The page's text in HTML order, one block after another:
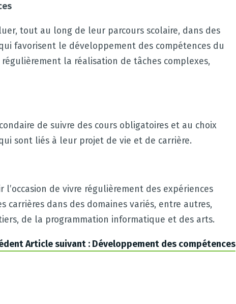
tout au long de leur parcours scolaire, dans des
favorisent le développement des compétences du
la réalisation de tâches complexes,
de suivre des cours obligatoires et au choix
sont liés à leur projet de vie et de carrière.
l’occasion de vivre régulièrement des expériences
carrières dans des domaines variés, entre autres,
de la programmation informatique et des arts.
Article suivant : Développement des compétences